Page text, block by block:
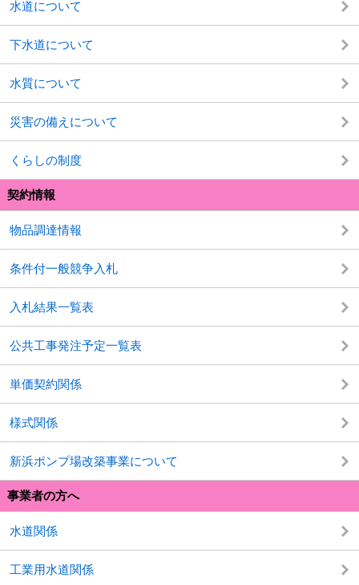
水道について
下水道について
水質について
災害の備えについて
くらしの制度
契約情報
物品調達情報
条件付一般競争入札
入札結果一覧表
公共工事発注予定一覧表
単価契約関係
様式関係
新浜ポンプ場改築事業について
事業者の方へ
水道関係
工業用水道関係